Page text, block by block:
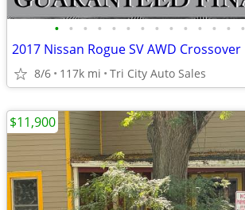
• • • • • • • • • • • • • •
2017 Nissan Rogue SV AWD Crossover
8/6 117k mi Tri City Auto Sales
$11,900